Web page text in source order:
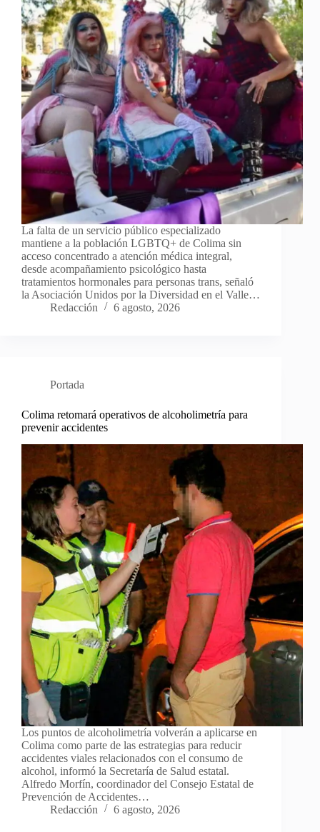
La falta de un servicio público especializado
mantiene a la población LGBTQ+ de Colima sin
acceso concentrado a atención médica integral,
desde acompañamiento psicológico hasta
tratamientos hormonales para personas trans, señaló
la Asociación Unidos por la Diversidad en el Valle…
Redacción
6 agosto, 2026
Portada
Colima retomará operativos de alcoholimetría para
prevenir accidentes
Los puntos de alcoholimetría volverán a aplicarse en
Colima como parte de las estrategias para reducir
accidentes viales relacionados con el consumo de
alcohol, informó la Secretaría de Salud estatal.
Alfredo Morfín, coordinador del Consejo Estatal de
Prevención de Accidentes…
Redacción
6 agosto, 2026